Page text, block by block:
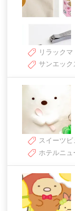
リラックマ
サンエック
スイーツビ
ホテルニュ